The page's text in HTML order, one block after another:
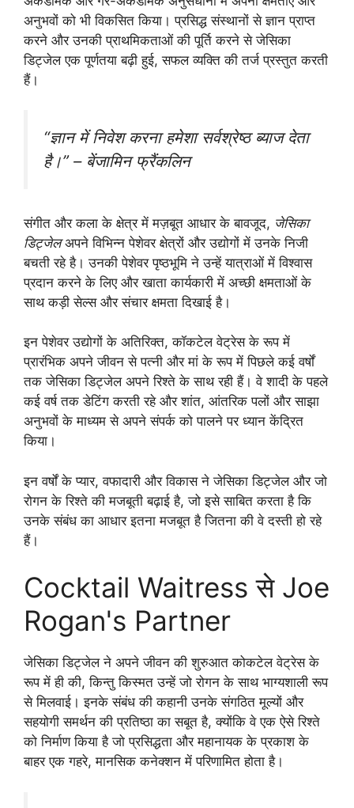
अनुभवों को भी विकसित किया। प्रसिद्ध संस्थानों से ज्ञान प्राप्त
करने और उनकी प्राथमिकताओं की पूर्ति करने से जेसिका
डिट्जेल एक पूर्णतया बढ़ी हुई, सफल व्यक्ति की तर्ज प्रस्तुत करती
हैं।
“ज्ञान में निवेश करना हमेशा सर्वश्रेष्ठ ब्याज देता
है।” – बेंजामिन फ्रैंकलिन
संगीत और कला के क्षेत्र में मज़बूत आधार के बावजूद, जेसिका
डिट्जेलअपने विभिन्न पेशेवर क्षेत्रों और उद्योगों में उनके निजी
बचती रहे है। उनकी पेशेवर पृष्ठभूमि ने उन्हें यात्राओं में विश्वास
प्रदान करने के लिए और खाता कार्यकारी में अच्छी क्षमताओं के
साथ कड़ी सेल्स और संचार क्षमता दिखाई है।
इन पेशेवर उद्योगों के अतिरिक्त, कॉकटेल वेट्रेस के रूप में
प्रारंभिक अपने जीवन से पत्नी और मां के रूप में पिछले कई वर्षों
तक जेसिका डिट्जेल अपने रिश्ते के साथ रही हैं। वे शादी के पहले
कई वर्ष तक डेटिंग करती रहे और शांत, आंतरिक पलों और साझा
अनुभवों के माध्यम से अपने संपर्क को पालने पर ध्यान केंद्रित
किया।
इन वर्षों के प्यार, वफादारी और विकास ने जेसिका डिट्जेल और जो
रोगन के रिश्ते की मजबूती बढ़ाई है, जो इसे साबित करता है कि
उनके संबंध का आधार इतना मजबूत है जितना की वे दस्ती हो रहे
हैं।
Cocktail Waitress से Joe
Rogan's Partner
जेसिका डिट्जेल ने अपने जीवन की शुरुआत कोकटेल वेट्रेस के
रूप में ही की, किन्तु किस्मत उन्हें जो रोगन के साथ भाग्यशाली रूप
से मिलवाई। इनके संबंध की कहानी उनके संगठित मूल्यों और
सहयोगी समर्थन की प्रतिष्ठा का सबूत है, क्योंकि वे एक ऐसे रिश्ते
को निर्माण किया है जो प्रसिद्धता और महानायक के प्रकाश के
बाहर एक गहरे, मानसिक कनेक्शन में परिणामित होता है।